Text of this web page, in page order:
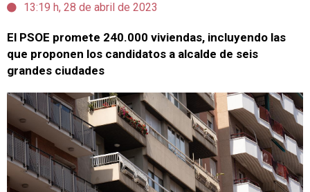
13:19 h, 28 de abril de 2023
El PSOE promete 240.000 viviendas, incluyendo las
que proponen los candidatos a alcalde de seis
grandes ciudades